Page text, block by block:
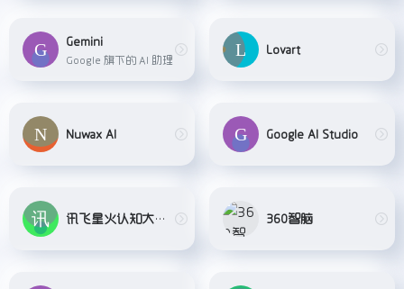
Gemini
Google 旗下的 AI 助理
Lovart
Nuwax AI Google AI Studio
讯飞星火认知大模型 360智脑